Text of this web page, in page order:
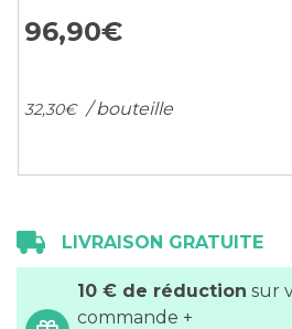
96,90€
32,30€ / bouteille
LIVRAISON GRATUITE
10 € de réduction sur
commande +